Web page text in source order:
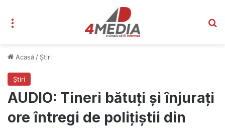
Acasă / Știri
Știri
AUDIO: Tineri bătuți și înjurați
ore întregi de polițiștii din